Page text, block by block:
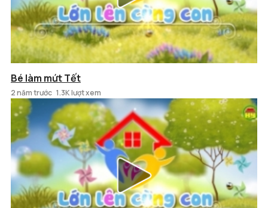
Bé làm mứt Tết
2 năm trước 1.3K lượt xem